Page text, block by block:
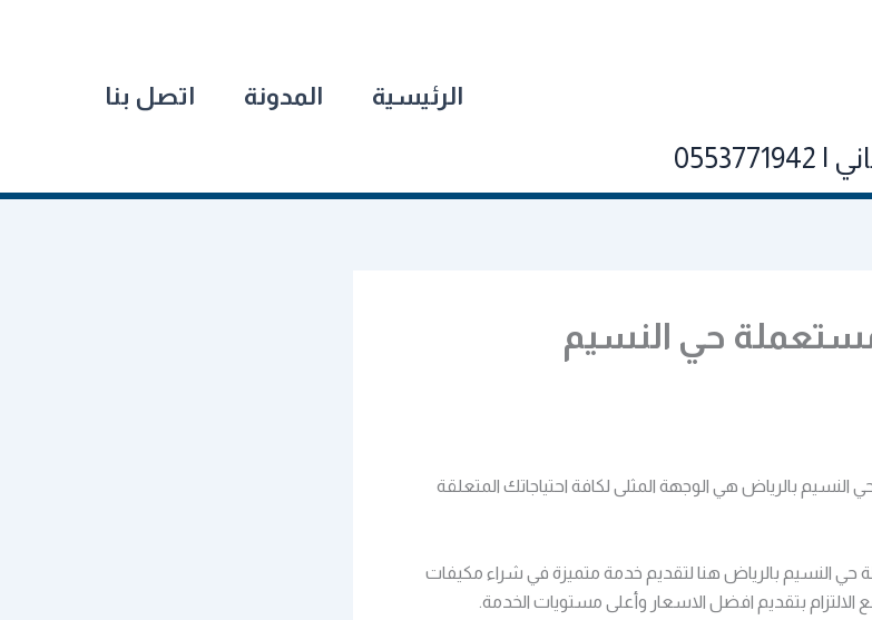
الرئيسية المدونة اتصل بنا
حي النسيم
بالرياض هي الوجهة المثلى لكافة احتياجاتك المتعلقة
النسيم بالرياض هنا لتقديم خدمة متميزة في شراء مكيفات
الالتزام بتقديم افضل الاسعار وأعلى مستويات الخدمة.